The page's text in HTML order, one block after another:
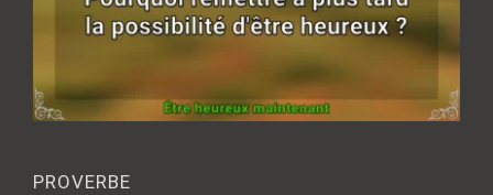
PROVERBE